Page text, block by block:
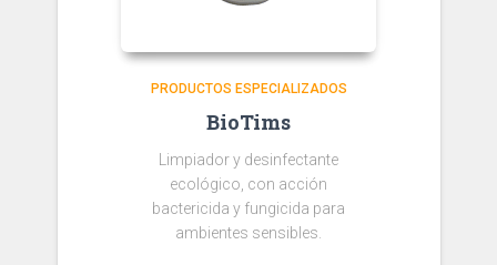
PRODUCTOS ESPECIALIZADOS
BioTims
Limpiador y desinfectante
ecológico, con acción
bactericida y fungicida para
ambientes sensibles.